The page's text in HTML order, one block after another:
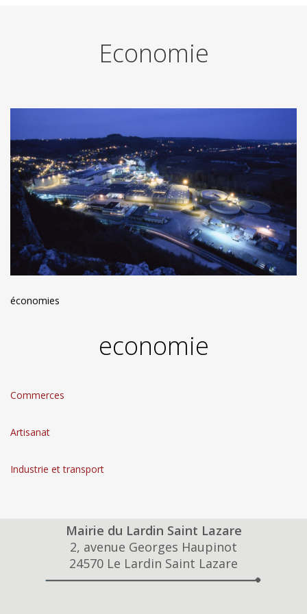
Economie
économies
economie
Commerces
Artisanat
Industrie et transport
Mairie du Lardin Saint Lazare
2, avenue Georges Haupinot
24570 Le Lardin Saint Lazare